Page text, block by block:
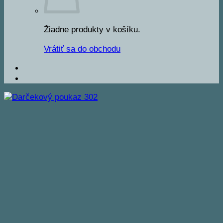
Žiadne produkty v košíku.
Vrátiť sa do obchodu